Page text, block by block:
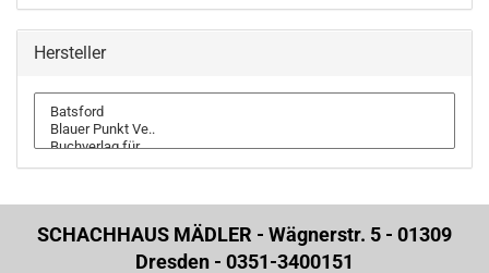
Hersteller
SCHACHHAUS MÄDLER - Wägnerstr. 5 - 01309
Dresden - 0351-3400151